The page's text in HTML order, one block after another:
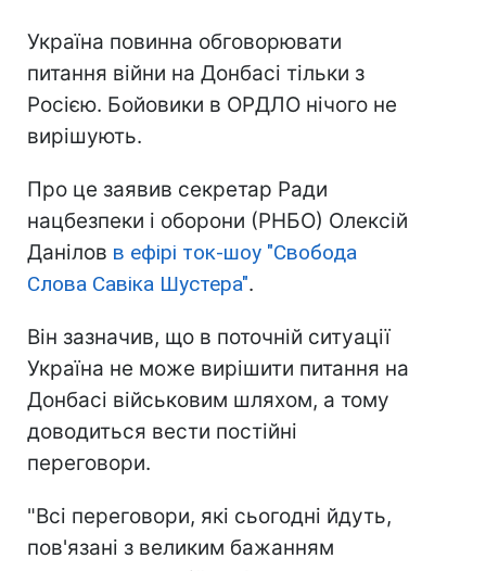
Україна повинна обговорювати
питання війни на Донбасі тільки з
Росією. Бойовики в ОРДЛО нічого не
вирішують.
Про це заявив секретар Ради
нацбезпеки і оборони (РНБО) Олексій
Данілов в ефірі ток-шоу "Свобода
Слова Савіка Шустера".
Він зазначив, що в поточній ситуації
Україна не може вирішити питання на
Донбасі військовим шляхом, а тому
доводиться вести постійні
переговори.
"Всі переговори, які сьогодні йдуть,
пов'язані з великим бажанням